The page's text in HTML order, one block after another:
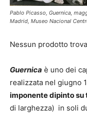
Pablo Picasso, Guernica,
Madrid, Museo Nacional
Nessun prodotto
Guernica è uno dei
realizzata nel giugno
imponente dipinto su
di larghezza) in soli